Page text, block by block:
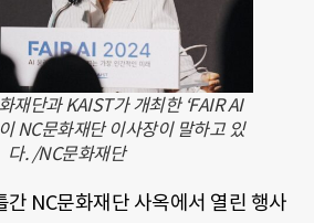
재단과 KAIST가 개최한 ‘FAIR AI
NC문화재단 이사장이 말하고 있
다. /NC문화재단
NC문화재단 사옥에서 열린 행사